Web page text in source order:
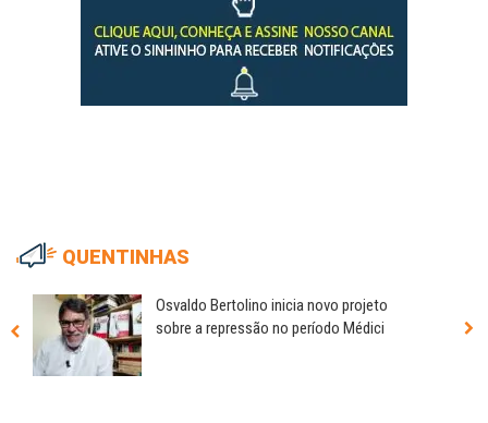
QUENTINHAS
Osvaldo Bertolino inicia novo projeto
sobre a repressão no período Médici